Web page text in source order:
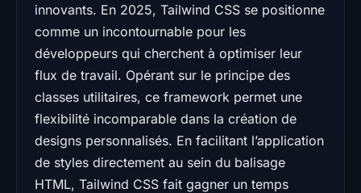
innovants. En 2025, Tailwind CSS se positionne
comme un incontournable pour les
développeurs qui cherchent à optimiser leur
flux de travail. Opérant sur le principe des
classes utilitaires, ce framework permet une
flexibilité incomparable dans la création de
designs personnalisés. En facilitant l’application
de styles directement au sein du balisage
HTML, Tailwind CSS fait gagner un temps